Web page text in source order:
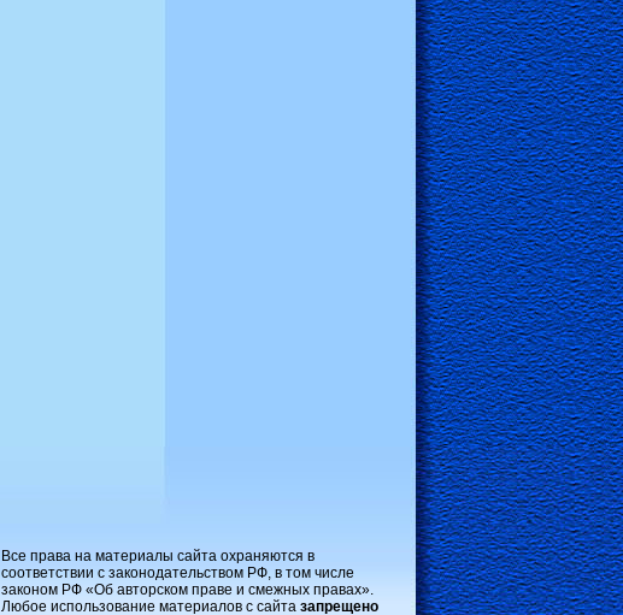
Все права на материалы сайта охраняются в
соответствии с законодательством РФ, в том числе
законом РФ «Об авторском праве и смежных правах».
Любое использование материалов с сайта запрещено